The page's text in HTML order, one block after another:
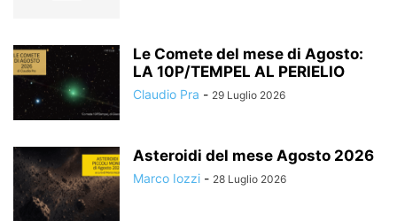
Le Comete del mese di Agosto:
LA 10P/TEMPEL AL PERIELIO
Claudio Pra - 29 Luglio 2026
Asteroidi del mese Agosto 2026
Marco Iozzi - 28 Luglio 2026